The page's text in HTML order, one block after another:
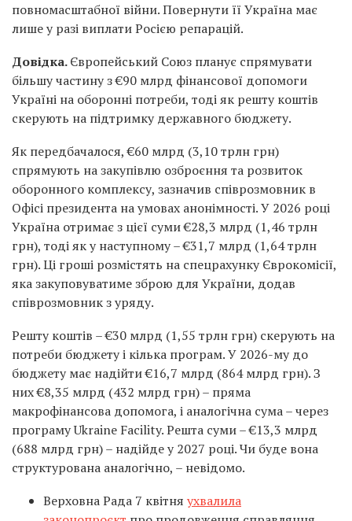
повномасштабної війни. Повернути її Україна має
лише у разі виплати Росією репарацій.
Довідка.Європейський Союз планує спрямувати
більшу частину з €90 млрд фінансової допомоги
Україні на оборонні потреби, тоді як решту коштів
скерують на підтримку державного бюджету.
Як передбачалося, €60 млрд (3,10 трлн грн)
спрямують на закупівлю озброєння та розвиток
оборонного комплексу, зазначив співрозмовник в
Офісі президента на умовах анонімності. У 2026 році
Україна отримає з цієї суми €28,3 млрд (1,46 трлн
грн), тоді як у наступному – €31,7 млрд (1,64 трлн
грн). Ці гроші розмістять на спецрахунку Єврокомісії,
яка закуповуватиме зброю для України, додав
співрозмовник з уряду.
Решту коштів – €30 млрд (1,55 трлн грн) скерують на
потреби бюджету і кілька програм. У 2026-му до
бюджету має надійти €16,7 млрд (864 млрд грн). З
них €8,35 млрд (432 млрд грн) – пряма
макрофінансова допомога, і аналогічна сума – через
програму Ukraine Facility. Решта суми – €13,3 млрд
(688 млрд грн) – надійде у 2027 році. Чи буде вона
структурована аналогічно, – невідомо.
Верховна Рада 7 квітня ухвалила